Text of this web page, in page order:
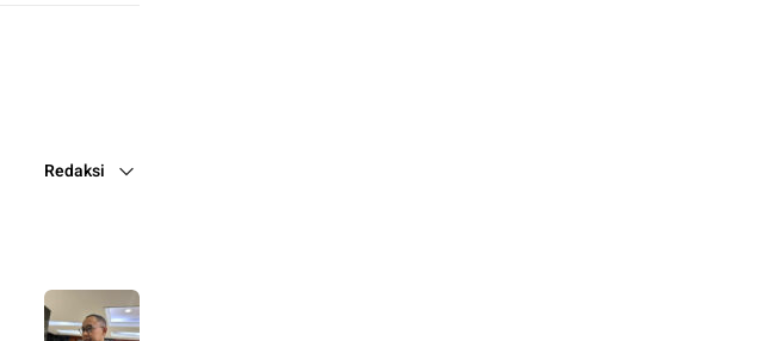
Redaksi